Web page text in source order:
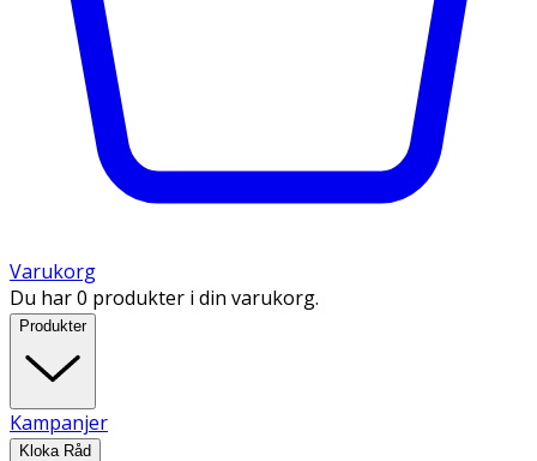
Varukorg
Du har 0 produkter i din varukorg.
Produkter
Kampanjer
Kloka Råd